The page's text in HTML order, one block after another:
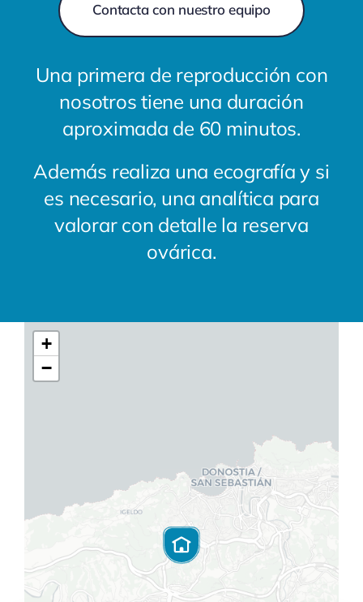
Contacta con nuestro equipo
Una primera de reproducción con
nosotros tiene una duración
aproximada de 60 minutos.
Además realiza una ecografía y si
es necesario, una analítica para
valorar con detalle la reserva
ovárica.
+
−